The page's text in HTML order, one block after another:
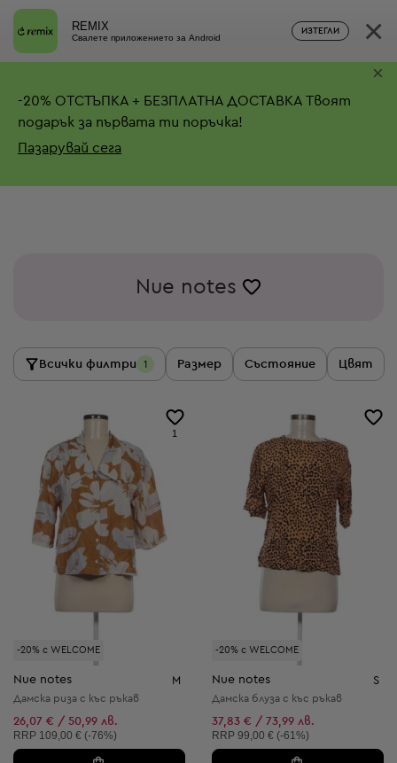
REMIX
Свалете приложението за Android
ИЗТЕГЛИ ×
-20% ОТСТЪПКА + БЕЗПЛАТНА ДОСТАВКА Твоят
подарък за първата ти поръчка!
Пазарувай сега
×
Nue notes
Всички филтри 1 Размер Състояние Цвят
-20% с WELCOME
1
Nue notes M
Дамска риза с къс ръкав
26,07 € / 50,99 лв.
Препоръчителна цена:
RRP 109,00 € (-76%)
-20% с WELCOME
Nue notes S
Дамска блуза с къс ръкав
37,83 € / 73,99 лв.
Препоръчителна цена:
RRP 99,00 € (-61%)